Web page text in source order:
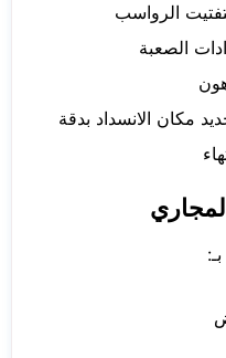
الرواسب
الصعبة
مكان الانسداد بدقة